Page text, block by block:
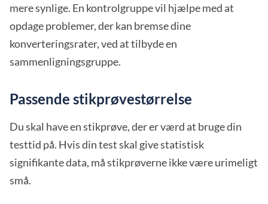
mere synlige. En kontrolgruppe vil hjælpe med at
opdage problemer, der kan bremse dine
konverteringsrater, ved at tilbyde en
sammenligningsgruppe.
Passende stikprøvestørrelse
Du skal have en stikprøve, der er værd at bruge din
testtid på. Hvis din test skal give statistisk
signifikante data, må stikprøverne ikke være urimeligt
små.